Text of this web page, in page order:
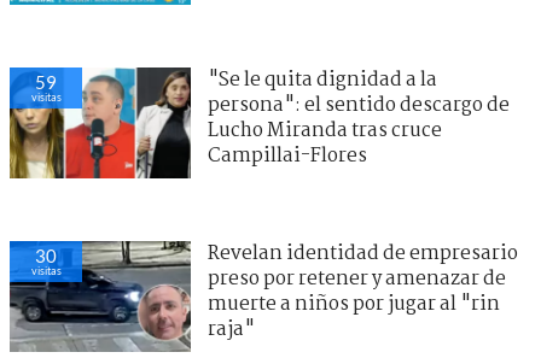
59
visitas
"Se le quita dignidad a la
persona": el sentido descargo de
Lucho Miranda tras cruce
Campillai-Flores
30
visitas
Revelan identidad de empresario
preso por retener y amenazar de
muerte a niños por jugar al "rin
raja"